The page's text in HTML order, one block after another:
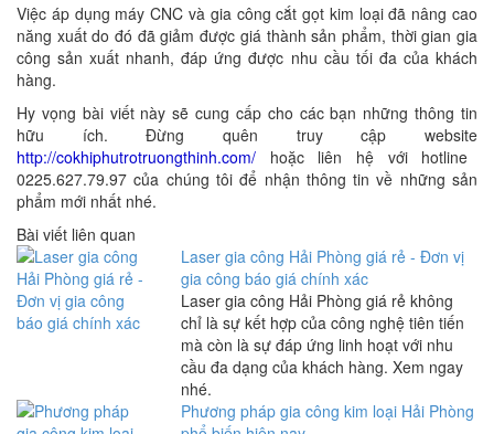
Việc áp dụng máy CNC và gia công cắt gọt kim loại đã nâng cao
năng xuất do đó đã giảm được giá thành sản phẩm, thời gian gia
công sản xuất nhanh, đáp ứng được nhu cầu tối đa của khách
hàng.
Hy vọng bài viết này sẽ cung cấp cho các bạn những thông tin
hữu ích. Đừng quên truy cập website
http://cokhiphutrotruongthinh.com/
hoặc liên hệ với hotline
0225.627.79.97 của chúng tôi để nhận thông tin về những sản
phẩm mới nhất nhé.
Bài viết liên quan
Laser gia công Hải Phòng giá rẻ - Đơn vị
gia công báo giá chính xác
Laser gia công Hải Phòng giá rẻ không
chỉ là sự kết hợp của công nghệ tiên tiến
mà còn là sự đáp ứng linh hoạt với nhu
cầu đa dạng của khách hàng. Xem ngay
nhé.
Phương pháp gia công kim loại Hải Phòng